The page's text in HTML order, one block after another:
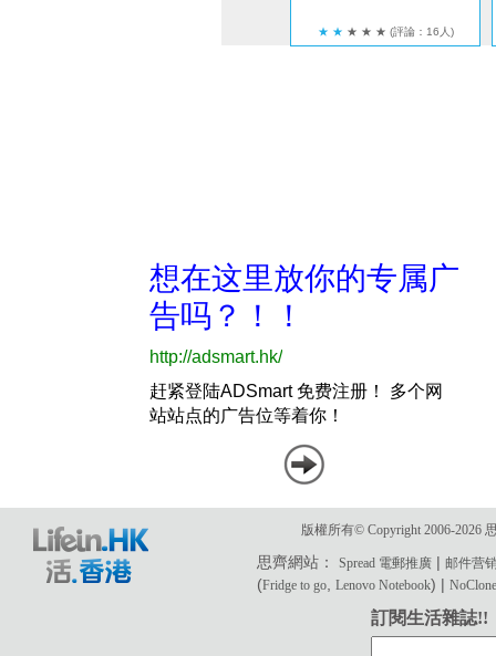
★ ★ ★ ★ ★ (評論：16人)
版權所有© Copyright 2006-2026
思齊網站：Spread 電郵推廣 |邮件营
(Fridge to go ,Lenovo Notebook) |